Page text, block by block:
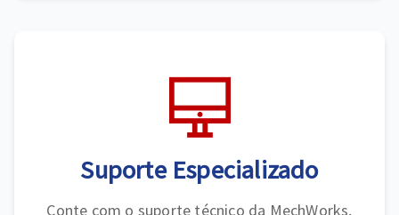
Suporte Especializado
Conte com o suporte técnico da MechWorks,